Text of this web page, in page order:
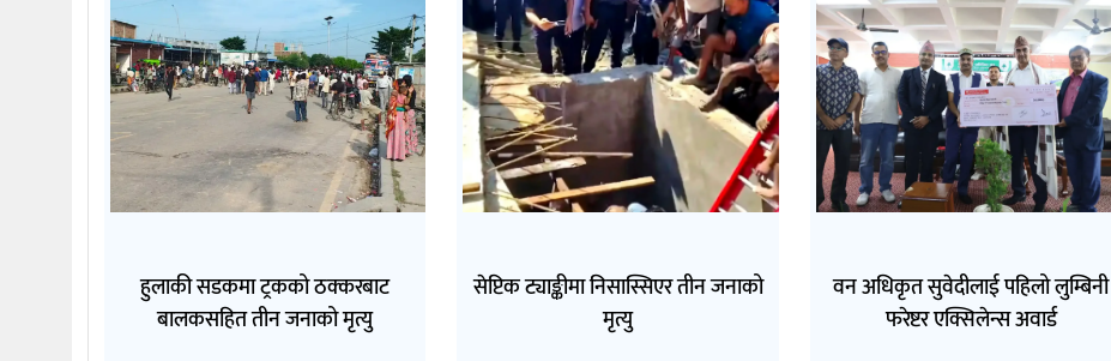
हुलाकी सडकमा ट्रकको ठक्करबाट
बालकसहित तीन जनाको मृत्यु
सेप्टिक ट्याङ्कीमा निसास्सिएर तीन जनाको
मृत्यु
वन अधिकृत सुवेदीलाई पहिलो लुम्बिनी
फरेष्टर एक्सिलेन्स अवार्ड